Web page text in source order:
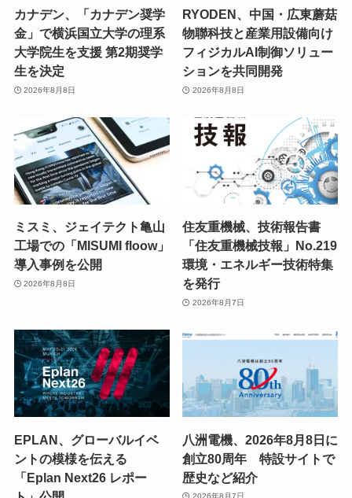
カナデン、「カナデン奨学
金」で横浜国立大学の理系
大学院生を支援 第2期奨学
生を決定
2026年8月8日
RYODEN、中国・広東蘑菇
物聯科技と産業用設備向け
フィジカルAI制御ソリュー
ションを共同開発
2026年8月8日
ミスミ、ジェイテクト亀山
工場での「MISUMI floow」
導入事例を公開
2026年8月8日
住友重機械、技術報告書
「住友重機械技報」No.219
環境・エネルギー技術特集
を発行
2026年8月7日
EPLAN、グローバルイベ
ントの模様を伝える
「Eplan Next26 レポー
八洲電機、2026年8月8日に
創立80周年 特設サイトで
歴史など紹介
2026年8月7日